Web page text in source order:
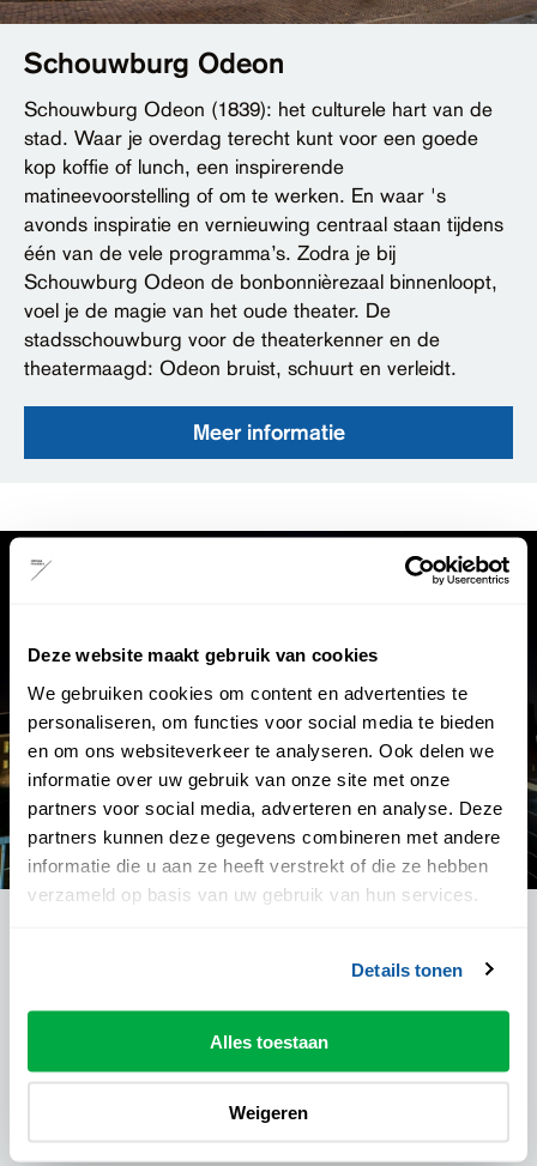
Deze website maakt gebruik van cookies
We gebruiken cookies om content en advertenties te
personaliseren, om functies voor social media te bieden
en om ons websiteverkeer te analyseren. Ook delen we
informatie over uw gebruik van onze site met onze
partners voor social media, adverteren en analyse. Deze
partners kunnen deze gegevens combineren met andere
informatie die u aan ze heeft verstrekt of die ze hebben
verzameld op basis van uw gebruik van hun services.
Details tonen
Alles toestaan
Weigeren
Schouwburg Odeon
Schouwburg Odeon (1839): het culturele hart van de
stad. Waar je overdag terecht kunt voor een goede
kop koffie of lunch, een inspirerende
matineevoorstelling of om te werken. En waar 's
avonds inspiratie en vernieuwing centraal staan tijdens
één van de vele programma’s. Zodra je bij
Schouwburg Odeon de bonbonnièrezaal binnenloopt,
voel je de magie van het oude theater. De
stadsschouwburg voor de theaterkenner en de
theatermaagd: Odeon bruist, schuurt en verleidt.
Meer informatie
Theater de Spiegel (2006): groots en met allure. Het
je heen gaat voor een complete avond uit en culinair
rode pluche stoelen kun je hier genieten van grote
namen van eigen bodem en indrukwekkende
internationale producties. Een locatie die de zintuigen